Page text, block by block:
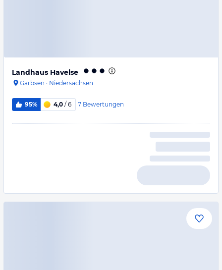
Landhaus Havelse
Garbsen · Niedersachsen
95% 4,0 / 6 7 Bewertungen